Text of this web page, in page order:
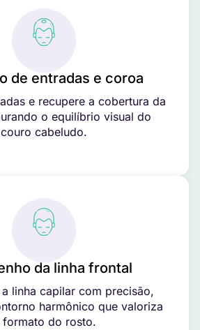
de entradas e coroa
e recupere a cobertura da
o equilíbrio visual do
couro cabeludo.
da linha frontal
linha capilar com precisão,
harmônico que valoriza
formato do rosto.